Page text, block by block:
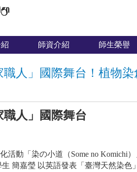
師資介紹 師生榮譽
人」國際舞台！植物
人」國際舞台
動「染の小道（Some no Komichi
簡嘉瑩 以英語發表「臺灣天然染